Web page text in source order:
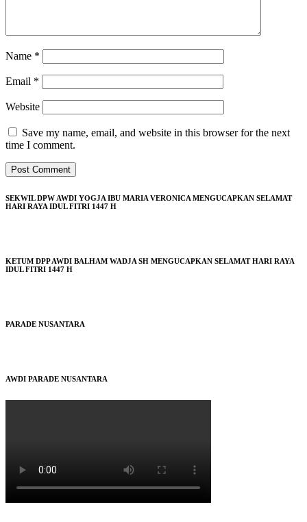
Name *
Email *
Website
Save my name, email, and website in this browser for the next
time I comment.
SEKWIL DPW AWDI YOGJA IBU MARIA VERONICA MENGUCAPKAN SELAMAT
HARI RAYA IDUL FITRI 1447 H
KETUM DPP AWDI BALHAM WADJA SH MENGUCAPKAN SELAMAT HARI RAYA
IDUL FITRI 1447 H
PARADE NUSANTARA
AWDI PARADE NUSANTARA